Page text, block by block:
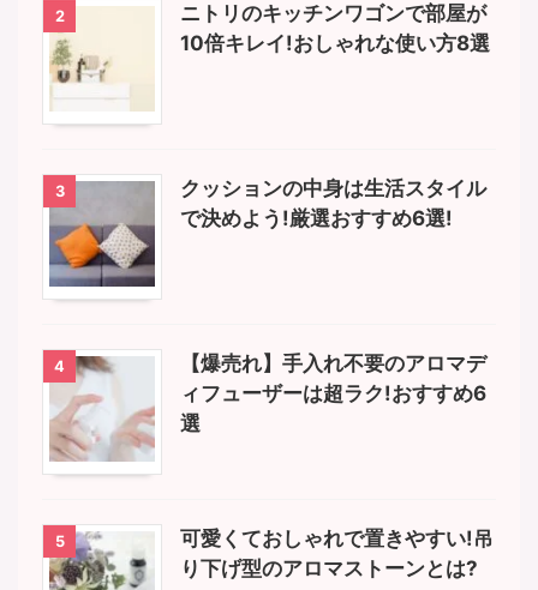
2
ニトリのキッチンワゴンで部屋が
10倍キレイ!おしゃれな使い方8選
3
クッションの中身は生活スタイル
で決めよう!厳選おすすめ6選!
4
【爆売れ】手入れ不要のアロマデ
ィフューザーは超ラク!おすすめ6
選
5
可愛くておしゃれで置きやすい!吊
り下げ型のアロマストーンとは?